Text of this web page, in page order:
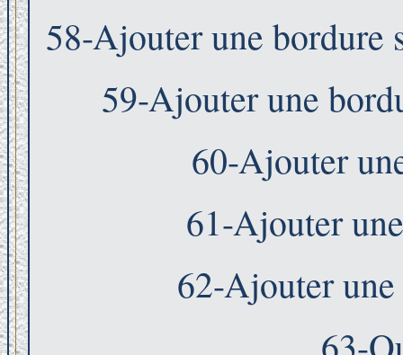
58-Ajouter une
59-Ajouter une
60-Ajouter
61-Ajouter
62-Ajouter